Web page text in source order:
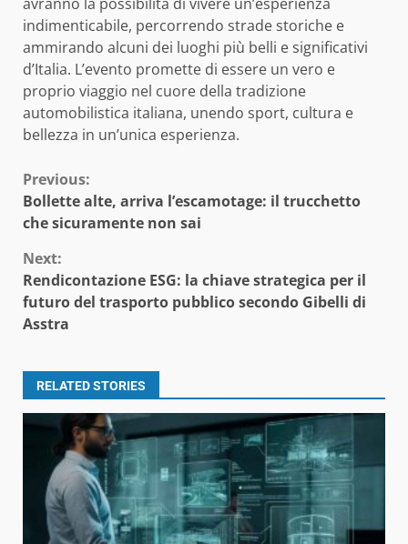
indimenticabile, percorrendo strade storiche e
ammirando alcuni dei luoghi più belli e significativi
d’Italia. L’evento promette di essere un vero e
proprio viaggio nel cuore della tradizione
automobilistica italiana, unendo sport, cultura e
bellezza in un’unica esperienza.
Continue
Reading
Previous:
Bollette alte, arriva l’escamotage: il trucchetto
che sicuramente non sai
Next:
Rendicontazione ESG: la chiave strategica per il
futuro del trasporto pubblico secondo Gibelli di
Asstra
RELATED STORIES